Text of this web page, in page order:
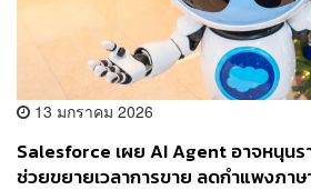
13 มกราคม 2026
Salesforce เผย AI Agent อาจหนุนร
ช่วยขยายเวลาการขาย ลดกำแพงภา